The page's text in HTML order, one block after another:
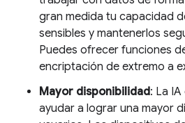
gran medida tu capacidad
sensibles y mantenerlos
Puedes ofrecer funciones
encriptación de extremo a
Mayor disponibilidad: La
ayudar a lograr una mayor